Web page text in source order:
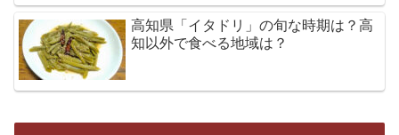
高知県「イタドリ」の旬な時期は？高
知以外で食べる地域は？